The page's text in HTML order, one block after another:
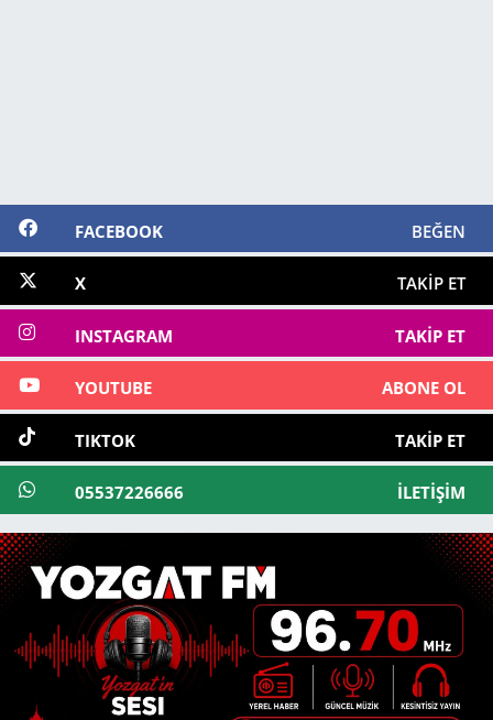
FACEBOOK BEĞEN
X TAKIP ET
INSTAGRAM TAKIP ET
YOUTUBE ABONE OL
TIKTOK TAKIP ET
05537226666 İLETIŞIM